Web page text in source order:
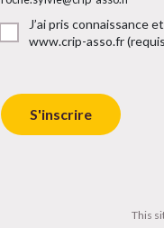
J’ai pris connaissance
www.crip-asso.fr
S'inscrire
This